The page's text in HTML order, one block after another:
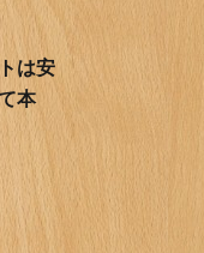
は安
本